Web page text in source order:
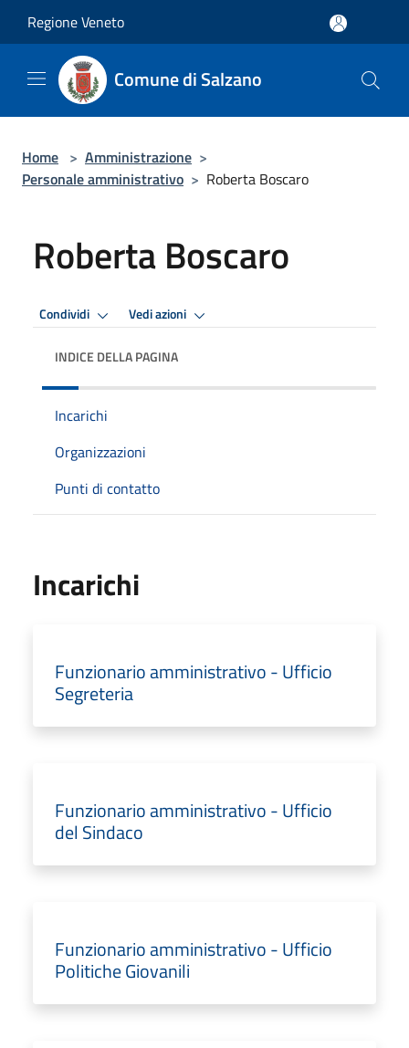
Regione Veneto
Comune di Salzano
Home > Amministrazione >
Personale amministrativo > Roberta Boscaro
Roberta Boscaro
Condividi Vedi azioni
INDICE DELLA PAGINA
Incarichi
Organizzazioni
Punti di contatto
Incarichi
Funzionario amministrativo - Ufficio
Segreteria
Funzionario amministrativo - Ufficio
del Sindaco
Funzionario amministrativo - Ufficio
Politiche Giovanili